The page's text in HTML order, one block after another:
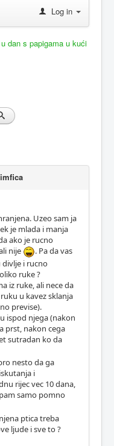
Log in
dan s papigama u kući
Uzeo sam ja
je mlada i manja
ako je rucno
nije
. Pa da vas
divlje i rucno
ruke ?
iz ruke, ali nece da
u kavez sklanja
previse).
ispod njega (nakon
prst, nakon cega
sutradan ko da
nesto da ga
i
rijec vec 10 dana,
samo pomno
ptica treba
ljude i sve to ?